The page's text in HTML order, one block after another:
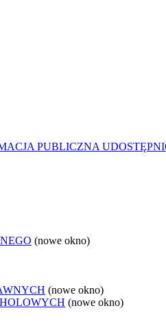
PUBLICZNA
(nowe okno)
(nowe okno)
(nowe okno)